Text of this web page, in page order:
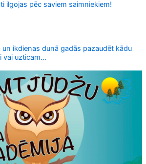
ilgojas pēc saviem saimniekiem!
un ikdienas dunā gadās pazaudēt kādu
vai uzticam...